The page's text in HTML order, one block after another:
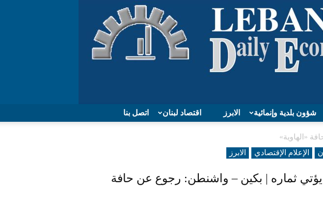
اتصل بنا اقتصاد لبنان الابرز شؤون بلدية وإنمائية
«الهاوية»
الإعلام الإقتصادي الابرز
ثماره | بكين – واشنطن: رجوع عن حافة